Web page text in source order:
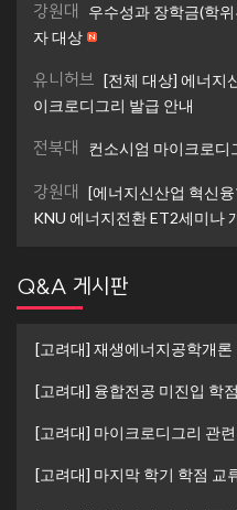
강원대
우수성과 장학금(학
자 대상
유니허브 [전체 대상] 에너지
이크로디그리 발급 안내
전북대 컨소시엄 마이크로디
강원대 [에너지신산업 혁신
KNU 에너지전환 ET2세미나
Q&A 게시판
[고려대] 재생에너지공학개론
[고려대] 융합전공 미진입 학
[고려대] 마이크로디그리 관
[고려대] 마지막 학기 학점 교